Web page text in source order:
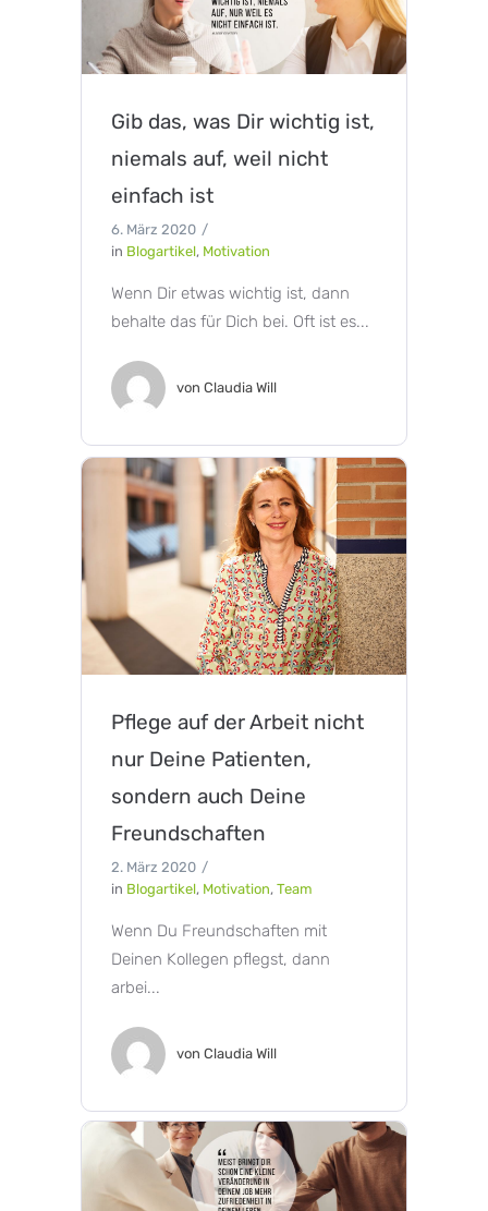
Gib das, was Dir wichtig ist,
niemals auf, weil nicht
einfach ist
6. März 2020
in Blogartikel, Motivation
Wenn Dir etwas wichtig ist, dann
behalte das für Dich bei. Oft ist es...
von Claudia Will
Pflege auf der Arbeit nicht
nur Deine Patienten,
sondern auch Deine
Freundschaften
2. März 2020
in Blogartikel, Motivation, Team
Wenn Du Freundschaften mit
Deinen Kollegen pflegst, dann
arbei...
von Claudia Will